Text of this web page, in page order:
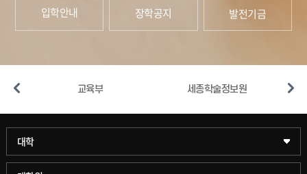
입학안내 장학공지 발전기금
교육부 세종학술정보원
대학
과학기술대학
약학대학
일반대학원